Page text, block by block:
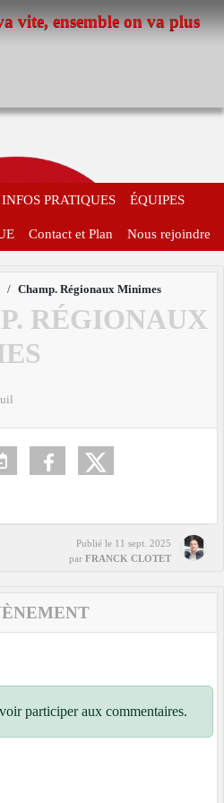
vite, ensemble on va plus
INFOS PRATIQUES ÉQUIPES
Contact et Plan Nous rejoindre
Champ. Régionaux Minimes
RÉGIONAUX
Publié le 11 sept. 2025
par FRANCK CLOTET
participer aux commentaires.